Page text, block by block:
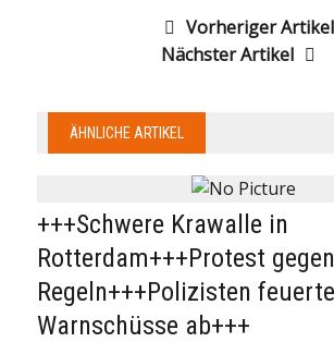
Vorheriger Artikel
Nächster Artikel
ÄHNLICHE ARTIKEL
+++Schwere Krawalle in
Rotterdam+++Protest
Regeln+++Polizisten
Warnschüsse ab+++